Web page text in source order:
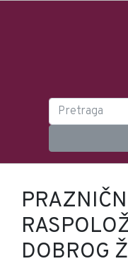
DOBROG